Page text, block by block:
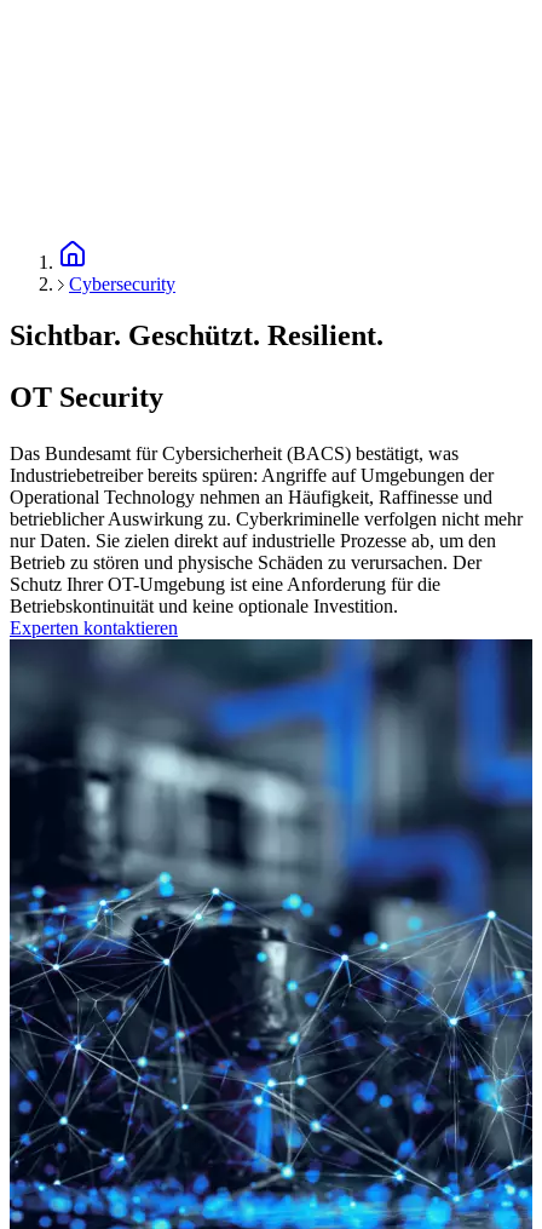
Cybersecurity
Sichtbar. Geschützt. Resilient.
OT Security
Das Bundesamt für Cybersicherheit (BACS) bestätigt, was
Industriebetreiber bereits spüren: Angriffe auf Umgebungen der
Operational Technology nehmen an Häufigkeit, Raffinesse und
betrieblicher Auswirkung zu. Cyberkriminelle verfolgen nicht mehr
nur Daten. Sie zielen direkt auf industrielle Prozesse ab, um den
Betrieb zu stören und physische Schäden zu verursachen. Der
Schutz Ihrer OT-Umgebung ist eine Anforderung für die
Betriebskontinuität und keine optionale Investition.
Experten kontaktieren